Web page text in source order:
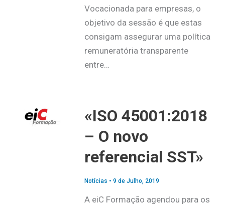
Vocacionada para empresas, o
objetivo da sessão é que estas
consigam assegurar uma política
remuneratória transparente
entre…
«ISO 45001:2018
– O novo
referencial SST»
Notícias • 9 de Julho, 2019
A eiC Formação agendou para os